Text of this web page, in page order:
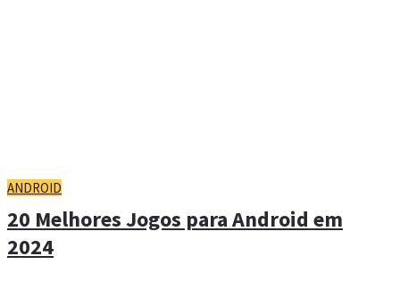
ANDROID
20 Melhores Jogos para Android em
2024